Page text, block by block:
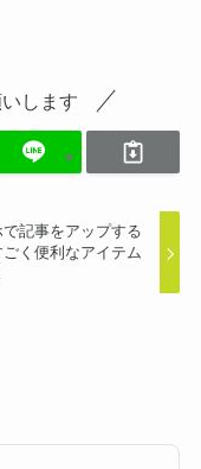
します
で記事をアップする
く便利なアイテム